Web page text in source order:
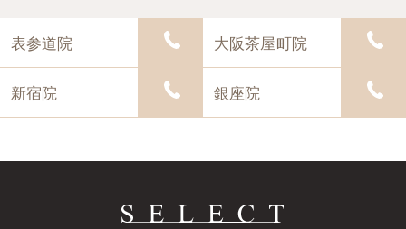
表参道院 大阪茶屋町院
新宿院 銀座院